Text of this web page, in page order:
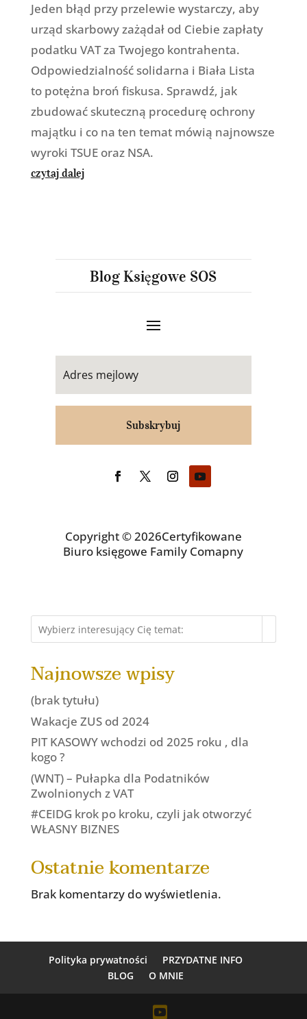
Jeden błąd przy przelewie wystarczy, aby
urząd skarbowy zażądał od Ciebie zapłaty
podatku VAT za Twojego kontrahenta.
Odpowiedzialność solidarna i Biała Lista
to potężna broń fiskusa. Sprawdź, jak
zbudować skuteczną procedurę ochrony
majątku i co na ten temat mówią najnowsze
wyroki TSUE oraz NSA.
czytaj dalej
Blog Księgowe SOS
Subskrybuj
Copyright © 2026Certyfikowane
Biuro księgowe Family Comapny
Najnowsze wpisy
(brak tytułu)
Wakacje ZUS od 2024
PIT KASOWY wchodzi od 2025 roku , dla
kogo ?
(WNT) – Pułapka dla Podatników
Zwolnionych z VAT
#CEIDG krok po kroku, czyli jak otworzyć
WŁASNY BIZNES
Ostatnie komentarze
Brak komentarzy do wyświetlenia.
Polityka prywatności
PRZYDATNE INFO
BLOG
O MNIE